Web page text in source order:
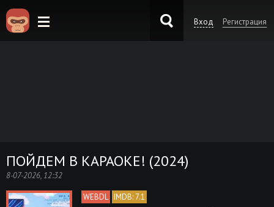
Вход Регистрация
ПОЙДЕМ В КАРАОКЕ! (2024)
8-07-2026, 12:32
WEBDL IMDB: 7.1